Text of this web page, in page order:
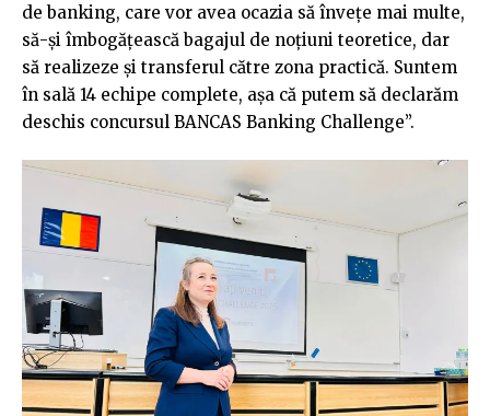
de banking, care vor avea ocazia să învețe mai multe,
să-și îmbogățească bagajul de noțiuni teoretice, dar
să realizeze și transferul către zona practică. Suntem
în sală 14 echipe complete, așa că putem să declarăm
deschis concursul BANCAS Banking Challenge”.